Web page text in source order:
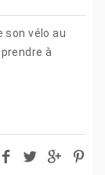
son vélo au
à